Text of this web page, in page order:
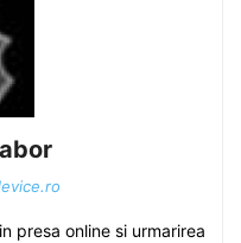
presa online si urmarirea